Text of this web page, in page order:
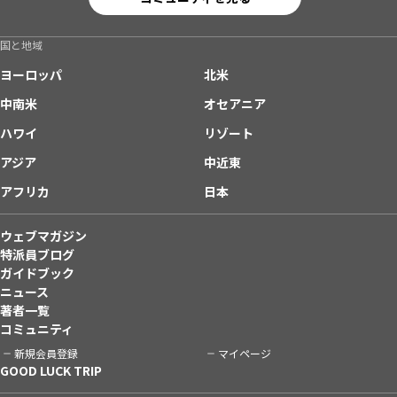
国と地域
ヨーロッパ
北米
中南米
オセアニア
ハワイ
リゾート
アジア
中近東
アフリカ
日本
ウェブマガジン
特派員ブログ
ガイドブック
ニュース
著者一覧
コミュニティ
新規会員登録 マイページ
GOOD LUCK TRIP